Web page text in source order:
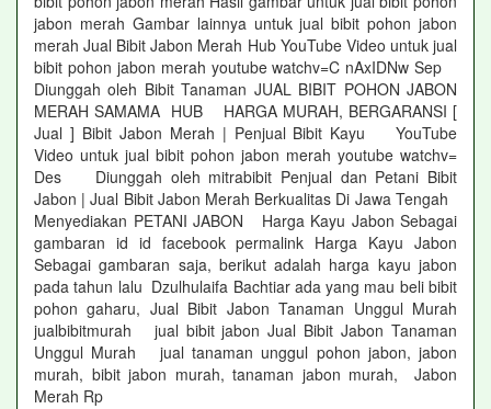
jabon merah Gambar lainnya untuk jual bibit pohon jabon
merah Jual Bibit Jabon Merah Hub YouTube Video untuk jual
bibit pohon jabon merah youtube watchv=C nAxIDNw Sep
Diunggah oleh Bibit Tanaman JUAL BIBIT POHON JABON
MERAH SAMAMA HUB HARGA MURAH, BERGARANSI [
Jual ] Bibit Jabon Merah | Penjual Bibit Kayu YouTube
Video untuk jual bibit pohon jabon merah youtube watchv=
Des Diunggah oleh mitrabibit Penjual dan Petani Bibit
Jabon | Jual Bibit Jabon Merah Berkualitas Di Jawa Tengah
Menyediakan PETANI JABON Harga Kayu Jabon Sebagai
gambaran id id facebook permalink Harga Kayu Jabon
Sebagai gambaran saja, berikut adalah harga kayu jabon
pada tahun lalu Dzulhulaifa Bachtiar ada yang mau beli bibit
pohon gaharu, Jual Bibit Jabon Tanaman Unggul Murah
jualbibitmurah jual bibit jabon Jual Bibit Jabon Tanaman
Unggul Murah jual tanaman unggul pohon jabon, jabon
murah, bibit jabon murah, tanaman jabon murah, Jabon
Merah Rp